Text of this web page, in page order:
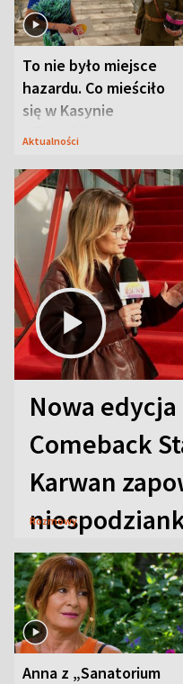
To nie było miejsce
hazardu. Co mieściło
się w Kasynie
Oficerskim?
Aktualności
Nowa edycja
Comeback
Karwan
Rozmowy
Anna z „Sanatorium